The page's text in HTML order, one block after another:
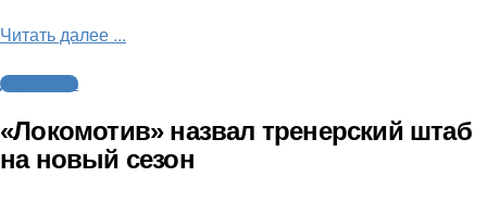
Читать далее ...
Другие виды
«Локомотив» назвал тренерский штаб
на новый сезон